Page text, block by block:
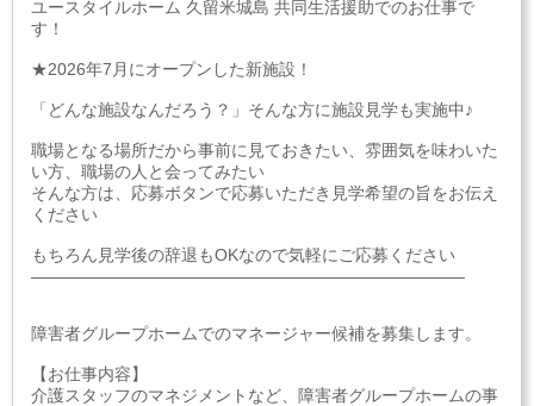
ユースタイルホーム 久留米城島 共同生活援助でのお仕事で
す！
★2026年7月にオープンした新施設！
「どんな施設なんだろう？」そんな方に施設見学も実施中♪
職場となる場所だから事前に見ておきたい、雰囲気を味わいた
い方、職場の人と会ってみたい
そんな方は、応募ボタンで応募いただき見学希望の旨をお伝え
ください
もちろん見学後の辞退もOKなので気軽にご応募ください
――――――――――――――――――――――――――
障害者グループホームでのマネージャー候補を募集します。
【お仕事内容】
介護スタッフのマネジメントなど、障害者グループホームの事